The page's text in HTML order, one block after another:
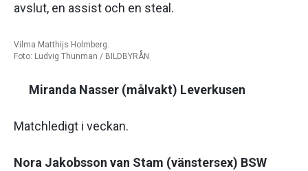
avslut, en assist och en steal.
Vilma Matthijs Holmberg.
Foto: Ludvig Thunman / BILDBYRÅN
Miranda Nasser (målvakt) Leverkusen
Matchledigt i veckan.
Nora Jakobsson van Stam (vänstersex) BSW